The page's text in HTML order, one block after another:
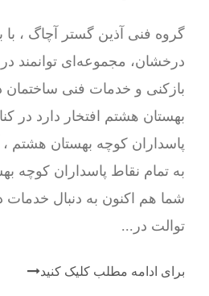
درخشان، مجموعه‌ای توانمند در
بازکنی و خدمات فنی ساختمان
بهستان هشتم افتخار دارد در
پاسداران کوچه بهستان هشتم
به تمام نقاط پاسداران کوچه
شما هم اکنون به دنبال خدمات
توالت در...
برای ادامه مطلب کلیک کنید